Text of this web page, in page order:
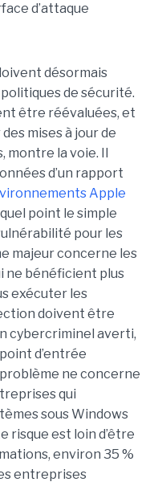
d’attaque
désormais
de sécurité.
être réévaluées, et
mises à jour de
la voie. Il
d’un rapport
Apple
point le simple
pour les
majeur concerne les
ne bénéficient plus
exécuter les
doivent être
cybercriminel averti,
d’entrée
ne concerne
qui
sous Windows
risque est loin d’être
environ 35 %
entreprises